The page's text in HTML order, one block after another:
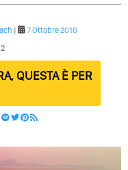
|
7 Ottobre 2016
QUESTA È PER